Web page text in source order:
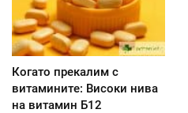
Когато прекалим с
витамините: Високи нива
на витамин Б12